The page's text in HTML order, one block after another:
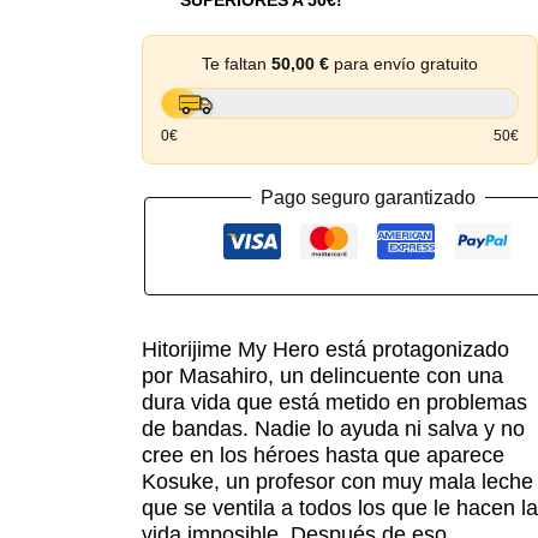
Te faltan 50,00 € para envío gratuito
0€ 50€
Pago seguro garantizado
Hitorijime My Hero está protagonizado
por Masahiro, un delincuente con una
dura vida que está metido en problemas
de bandas. Nadie lo ayuda ni salva y no
cree en los héroes hasta que aparece
Kosuke, un profesor con muy mala leche
que se ventila a todos los que le hacen la